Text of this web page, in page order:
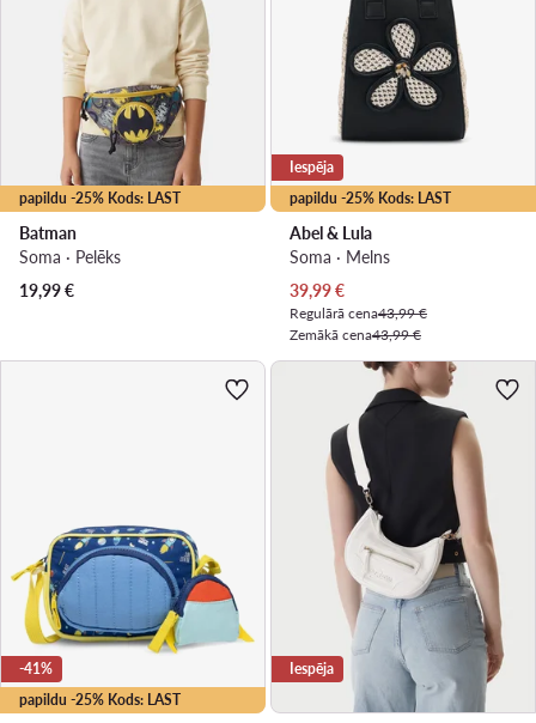
papildu -25% Kods: LAST
Batman
Soma · Pelēks
19,99€
papildu -25% Kods: LAST
Iespēja
Abel & Lula
Soma · Melns
Pašreizējā cena
39,99€
Regulārā cena43,99 €
Zemākā cena43,99 €
papildu -25% Kods: LAST
-41% Iespēja